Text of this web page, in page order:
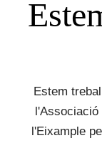
Estem
l'Associació
l'Eixample